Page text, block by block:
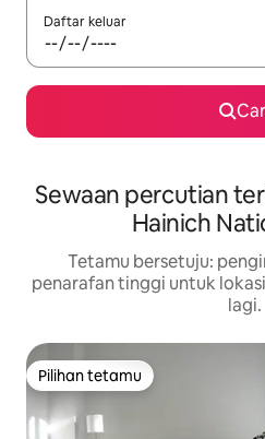
Daftar keluar
Sewaan percutian
Hainich
Tetamu bersetuju:
penarafan tinggi untuk
lagi.
Pilihan tetamu
Pilihan tetamu